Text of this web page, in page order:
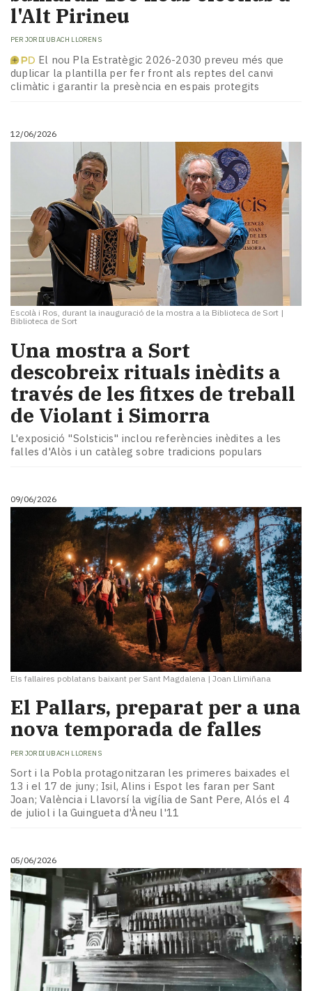
l'Alt Pirineu
PER JORDI UBACH LLORENS
El nou Pla Estratègic 2026-2030 preveu més que
duplicar la plantilla per fer front als reptes del canvi
climàtic i garantir la presència en espais protegits
12/06/2026
Escolà i Ros, durant la inauguració de la mostra a la Biblioteca de Sort |
Biblioteca de Sort
Una mostra a Sort
descobreix rituals inèdits a
través de les fitxes de treball
de Violant i Simorra
L'exposició "Solsticis" inclou referències inèdites a les
falles d'Alòs i un catàleg sobre tradicions populars
09/06/2026
Els fallaires poblatans baixant per Sant Magdalena | Joan Llimiñana
El Pallars, preparat per a una
nova temporada de falles
PER JORDI UBACH LLORENS
Sort i la Pobla protagonitzaran les primeres baixades el
13 i el 17 de juny; Isil, Alins i Espot les faran per Sant
Joan; València i Llavorsí la vigília de Sant Pere, Alós el 4
de juliol i la Guingueta d'Àneu l'11
05/06/2026